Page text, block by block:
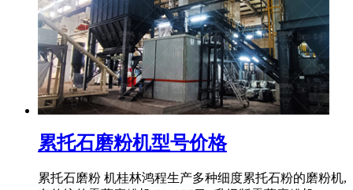
累托石磨粉机型号价格
累托石磨粉 机桂林鸿程生产多种细度累托石粉的磨粉机,